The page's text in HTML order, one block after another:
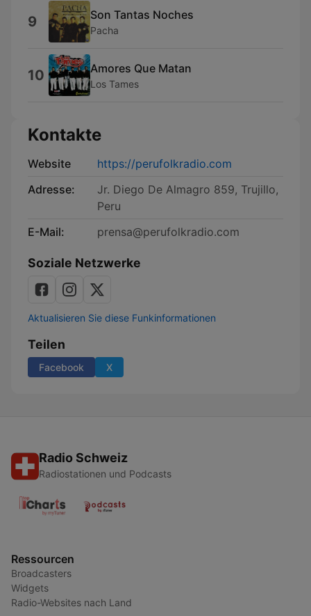
9 Son Tantas Noches
Pacha
10 Amores Que Matan
Los Tames
Kontakte
Website
https://perufolkradio.com
Adresse:
Jr. Diego De Almagro 859, Trujillo,
Peru
E-Mail:
prensa@perufolkradio.com
Soziale Netzwerke
Aktualisieren Sie diese Funkinformationen
Teilen
Facebook X
Radio Schweiz
Radiostationen und Podcasts
Ressourcen
Broadcasters
Widgets
Radio-Websites nach Land